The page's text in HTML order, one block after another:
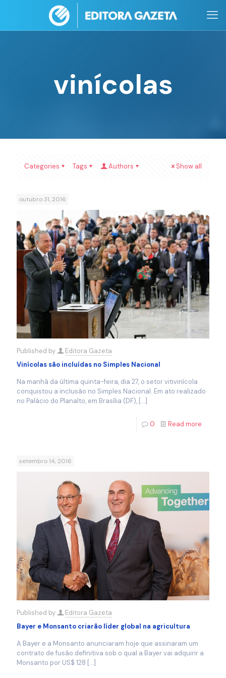
vinícolas
Categories Tags Authors Show all
outubro 31, 2016
Published by
Editora Gazeta
Vinícolas são incluídas no Simples Nacional
Na manhã da última quinta-feira, dia 27, o setor vitivinícola
conquistou a inclusão no Simples Nacional. Em ato realizado
no Palácio do Planalto, em Brasília (DF), […]
0 Read more
setembro 14, 2016
Published by
Editora Gazeta
Bayer e Monsanto criarão líder global na agricultura
A Bayer e a Monsanto anunciaram hoje que assinaram um
contrato de fusão definitiva sob o qual a Bayer vai adquirir a
Monsanto por US$ 128 […]